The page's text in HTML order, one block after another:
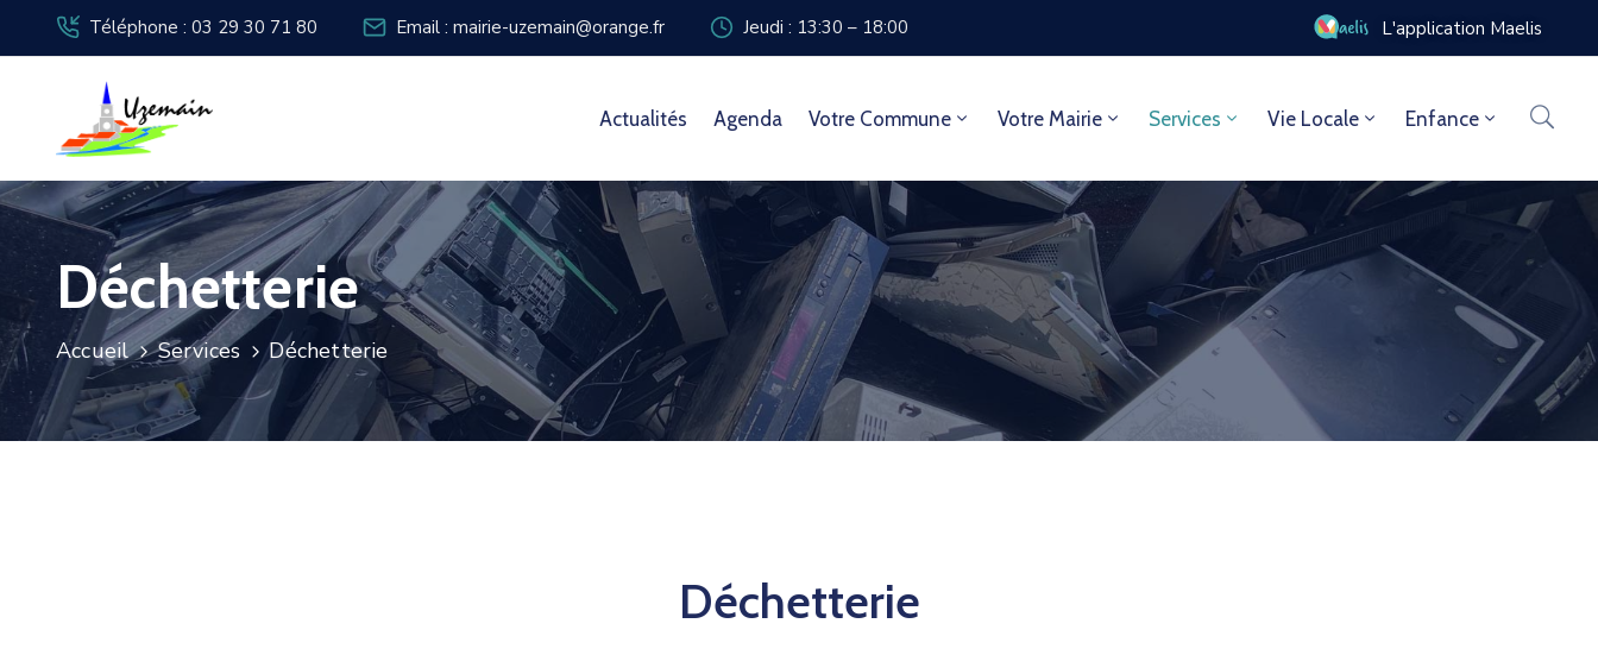
Téléphone : 03 29 30 71 80 Email : mairie-uzemain@orange.fr Jeudi : 13:30 – 18:00 L'application Maelis
Actualités Agenda Votre Commune Votre Mairie Services Vie Locale Enfance
Déchetterie
Accueil Services Déchetterie
Déchetterie